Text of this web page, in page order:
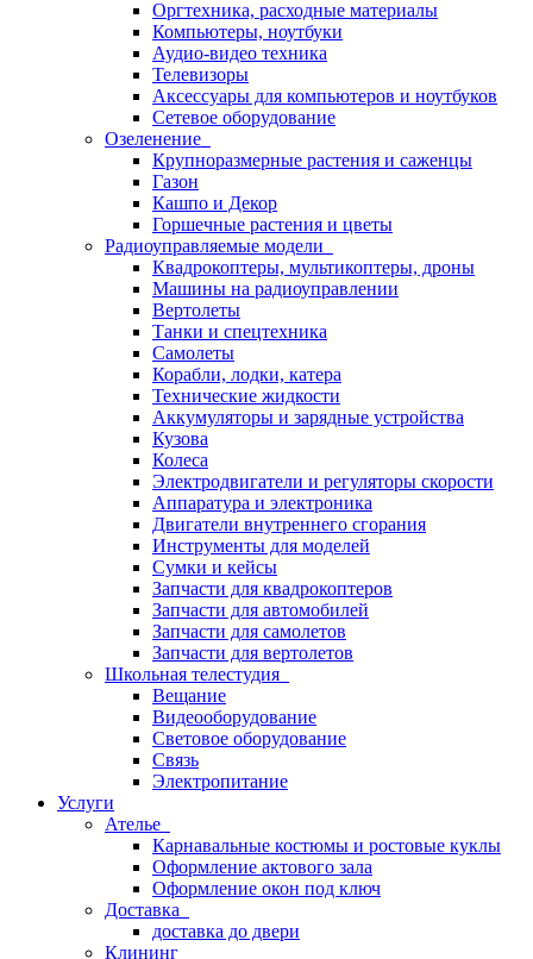
Оргтехника, расходные материалы
Компьютеры, ноутбуки
Аудио-видео техника
Телевизоры
Аксессуары для компьютеров и ноутбуков
Сетевое оборудование
Озеленение
Крупноразмерные растения и саженцы
Газон
Кашпо и Декор
Горшечные растения и цветы
Радиоуправляемые модели
Квадрокоптеры, мультикоптеры, дроны
Машины на радиоуправлении
Вертолеты
Танки и спецтехника
Самолеты
Корабли, лодки, катера
Технические жидкости
Аккумуляторы и зарядные устройства
Кузова
Колеса
Электродвигатели и регуляторы скорости
Аппаратура и электроника
Двигатели внутреннего сгорания
Инструменты для моделей
Сумки и кейсы
Запчасти для квадрокоптеров
Запчасти для автомобилей
Запчасти для самолетов
Запчасти для вертолетов
Школьная телестудия
Вещание
Видеооборудование
Световое оборудование
Связь
Электропитание
Услуги
Ателье
Карнавальные костюмы и ростовые куклы
Оформление актового зала
Оформление окон под ключ
Доставка
доставка до двери
Клининг